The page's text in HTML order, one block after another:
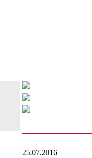
25.07.2016